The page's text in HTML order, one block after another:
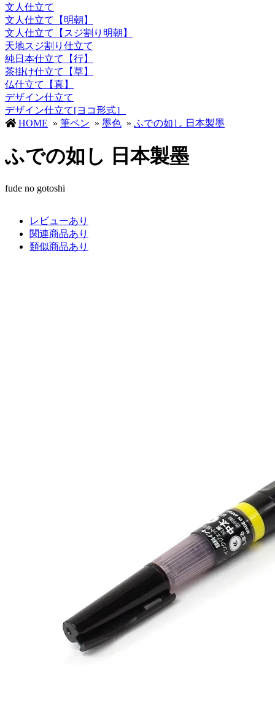
文人仕立て
文人仕立て【明朝】
文人仕立て【スジ割り明朝】
天地スジ割り仕立て
純日本仕立て【行】
茶掛け仕立て【草】
仏仕立て【真】
デザイン仕立て
デザイン仕立て[ヨコ形式］
HOME » 筆ペン » 墨色 » ふでの如し 日本製墨
ふでの如し 日本製墨
fude no gotoshi
レビューあり
関連商品あり
類似商品あり